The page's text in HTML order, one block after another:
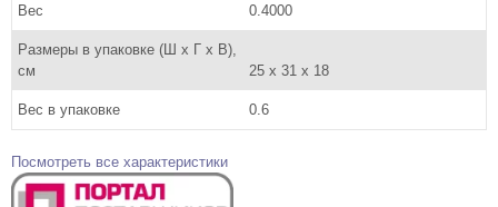
Вес 0.4000
Размеры в упаковке (Ш x Г x В),
см
25 x 31 x 18
Вес в упаковке 0.6
Посмотреть все характеристики